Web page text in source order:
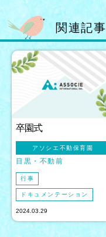
関連記事
卒園式
アソシエ不動保育園
目黒 不動前
行事
ドキュメンテーション
2024.03.29